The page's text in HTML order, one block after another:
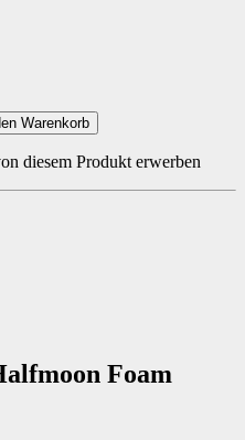
Warenkorb
diesem Produkt erwerben
Foam